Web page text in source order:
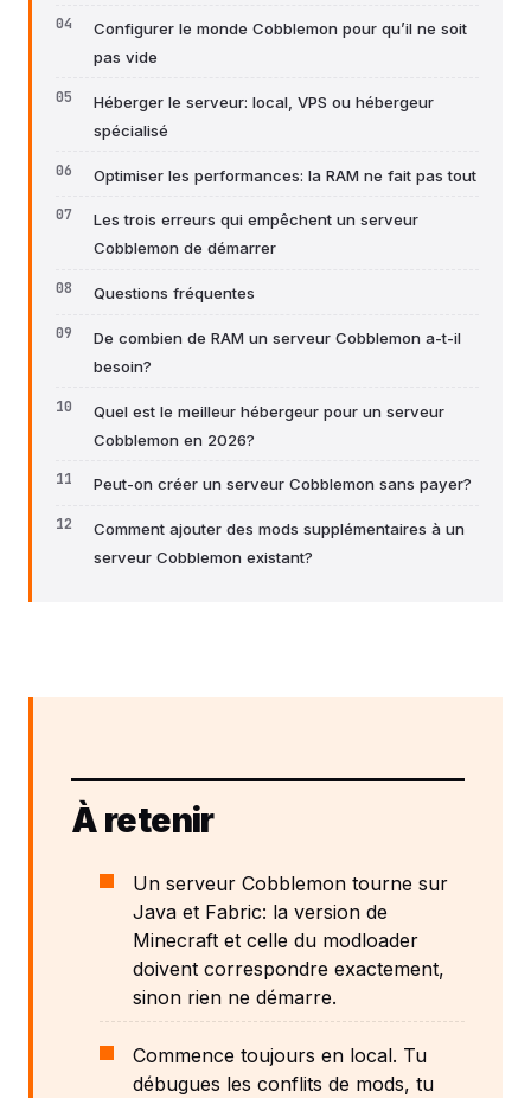
Configurer le monde Cobblemon pour qu’il ne soit
pas vide
Héberger le serveur: local, VPS ou hébergeur
spécialisé
Optimiser les performances: la RAM ne fait pas tout
Les trois erreurs qui empêchent un serveur
Cobblemon de démarrer
Questions fréquentes
De combien de RAM un serveur Cobblemon a-t-il
besoin?
Quel est le meilleur hébergeur pour un serveur
Cobblemon en 2026?
Peut-on créer un serveur Cobblemon sans payer?
Comment ajouter des mods supplémentaires à un
serveur Cobblemon existant?
À retenir
Un serveur Cobblemon tourne sur
Java et Fabric: la version de
Minecraft et celle du modloader
doivent correspondre exactement,
sinon rien ne démarre.
Commence toujours en local. Tu
débugues les conflits de mods, tu